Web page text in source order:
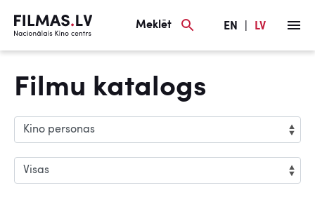
Meklēt EN LV
Filmu katalogs